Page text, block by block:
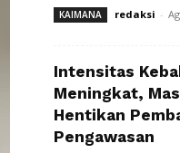
KAIMANA redaksi -
Intensitas
Meningkat,
Hentikan
Pengawasan